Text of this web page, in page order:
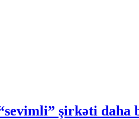
şirkəti